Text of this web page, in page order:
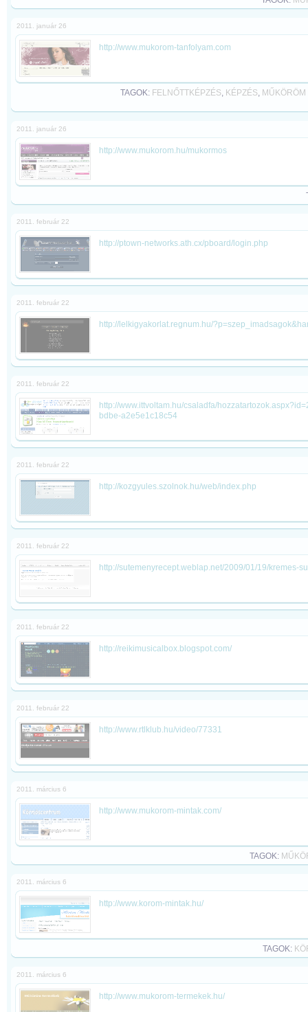
2011. január 26
http://www.mukorom-tanfolyam.com
TAGOK: FELNŐTTKÉPZÉS, KÉPZÉS, MŰKÖRÖM
2011. január 26
http://www.mukorom.hu/mukormos
2011. február 22
http://ptown-networks.ath.cx/pboard/login.php
2011. február 22
http://lelkigyakorlat.regnum.hu/
2011. február 22
http://www.ittvoltam.hu/csaladfa/
bdbe-a2e5e1c18c54
2011. február 22
http://kozgyules.szolnok.hu/web/index.php
2011. február 22
http://sutemenyrecept.weblap.net/2009/01/19/kremes-
2011. február 22
http://reikimusicalbox.blogspot.com/
2011. február 22
http://www.rtlklub.hu/video/77331
2011. március 6
http://www.mukorom-mintak.com/
TAGOK:
2011. március 6
http://www.korom-mintak.hu/
TAGOK:
2011. március 6
http://www.mukorom-termekek.hu/